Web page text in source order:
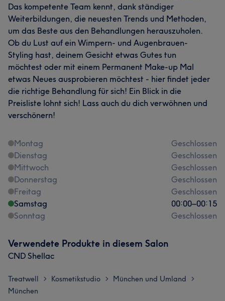
Das kompetente Team kennt, dank ständiger
Weiterbildungen, die neuesten Trends und Methoden,
um das Beste aus den Behandlungen herauszuholen.
Ob du Lust auf ein Wimpern- und Augenbrauen-
Styling hast, deinem Gesicht etwas Gutes tun
möchtest oder mit einem Permanent Make-up Mal
etwas Neues ausprobieren möchtest - hier findet jeder
die richtige Behandlung für sich! Ein Blick in die
Preisliste lohnt sich! Lass auch du dich verwöhnen und
verschönern!
Montag
Geschlossen
Dienstag
Geschlossen
Mittwoch
Geschlossen
Donnerstag
Geschlossen
Freitag
Geschlossen
Samstag
00:00–00:15
Sonntag
Geschlossen
Verwendete Produkte in diesem Salon
CND Shellac
Treatwell > Kosmetikstudio > München und Umland >
München